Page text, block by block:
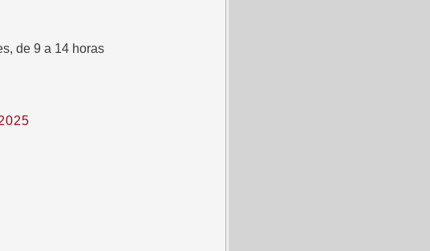
de 9 a 14 horas